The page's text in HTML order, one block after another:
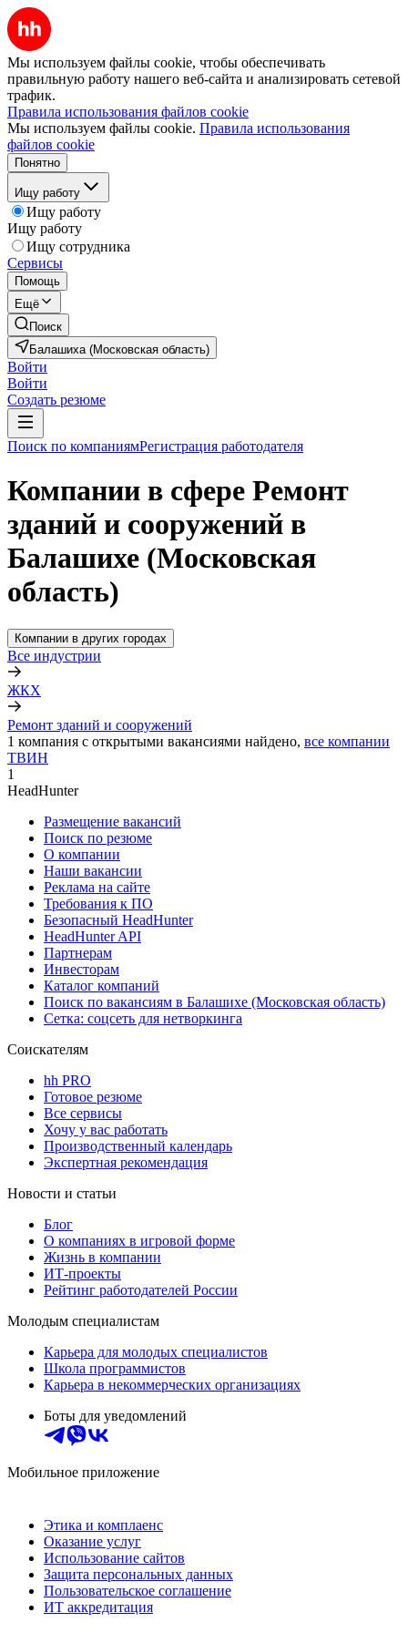
Мы используем файлы cookie, чтобы обеспечивать
правильную работу нашего веб-сайта и анализировать сетевой
трафик.
Правила использования файлов cookie
Мы используем файлы cookie. Правила использования
файлов cookie
Понятно
Ищу работу
Ищу работу
Ищу работу
Ищу сотрудника
Сервисы
Помощь
Ещё
Поиск
Балашиха (Московская область)
Войти
Войти
Создать резюме
Поиск по компаниямРегистрация работодателя
Компании в сфере Ремонт
зданий и сооружений в
Балашихе (Московская
область)
Компании в других городах
Все индустрии
ЖКХ
Ремонт зданий и сооружений
1 компания с открытыми вакансиями найдено, все компании
ТВИН
1
HeadHunter
Размещение вакансий
Поиск по резюме
О компании
Наши вакансии
Реклама на сайте
Требования к ПО
Безопасный HeadHunter
HeadHunter API
Партнерам
Инвесторам
Каталог компаний
Поиск по вакансиям в Балашихе (Московская область)
Сетка: соцсеть для нетворкинга
Соискателям
hh PRO
Готовое резюме
Все сервисы
Хочу у вас работать
Производственный календарь
Экспертная рекомендация
Новости и статьи
Блог
О компаниях в игровой форме
Жизнь в компании
ИТ-проекты
Рейтинг работодателей России
Молодым специалистам
Карьера для молодых специалистов
Школа программистов
Карьера в некоммерческих организациях
Боты для уведомлений
Мобильное приложение
Этика и комплаенс
Оказание услуг
Использование сайтов
Защита персональных данных
Пользовательское соглашение
ИТ аккредитация